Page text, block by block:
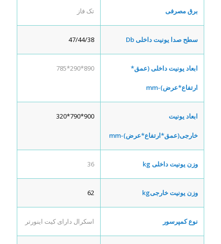
برق مصرفی تک فاز
سطح صدا یونیت داخلیDb
47/44/38
ابعاد یونیت داخلی (عمق*
ارتفاع*عرض)-mm
890*290*785
ابعاد یونیت
خارجی(عمق*ارتفاع*عرض)-mm
900*790*320
وزن یونیت داخلی kg
36
وزن یونیت خارجیkg
62
نوع کمپرسور اسکرال دارای کیت اینورتر